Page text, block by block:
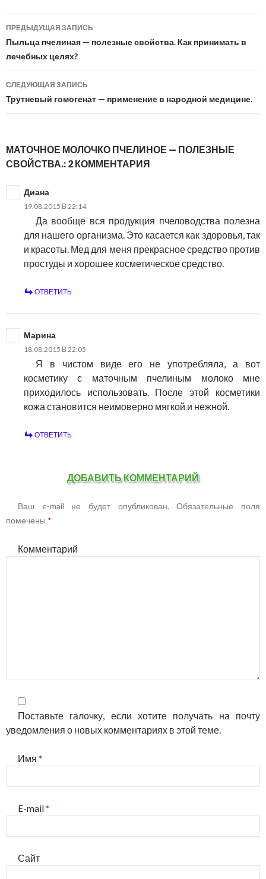
Навигация
по
записям
ПРЕДЫДУЩАЯ ЗАПИСЬ
Пыльца пчелиная — полезные свойства. Как принимать в
лечебных целях?
СЛЕДУЮЩАЯ ЗАПИСЬ
Трутневый гомогенат — применение в народной медицине.
МАТОЧНОЕ МОЛОЧКО ПЧЕЛИНОЕ — ПОЛЕЗНЫЕ
СВОЙСТВА.: 2 КОММЕНТАРИЯ
Диана
19.08.2015 В 22:14
Да вообще вся продукция пчеловодства полезна
для нашего организма. Это касается как здоровья, так
и красоты. Мед для меня прекрасное средство против
простуды и хорошее косметическое средство.
ОТВЕТИТЬ
Марина
18.08.2015 В 22:05
Я в чистом виде его не употребляла, а вот
косметику с маточным пчелиным молоко мне
приходилось использовать. После этой косметики
кожа становится неимоверно мягкой и нежной.
ОТВЕТИТЬ
ДОБАВИТЬ КОММЕНТАРИЙ
Ваш e-mail не будет опубликован. Обязательные поля
помечены *
Комментарий
Поставьте галочку, если хотите получать на почту
уведомления о новых комментариях в этой теме.
Имя *
E-mail*
Сайт